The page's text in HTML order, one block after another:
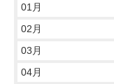
01月
02月
03月
04月